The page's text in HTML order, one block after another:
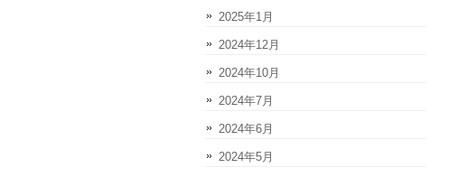
2025年1月
2024年12月
2024年10月
2024年7月
2024年6月
2024年5月